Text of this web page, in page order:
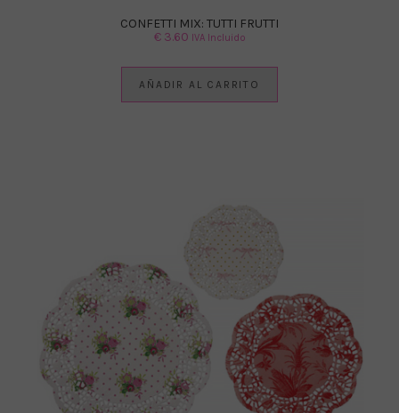
CONFETTI MIX: TUTTI FRUTTI
€3.60 IVA Incluido
AÑADIR AL CARRITO